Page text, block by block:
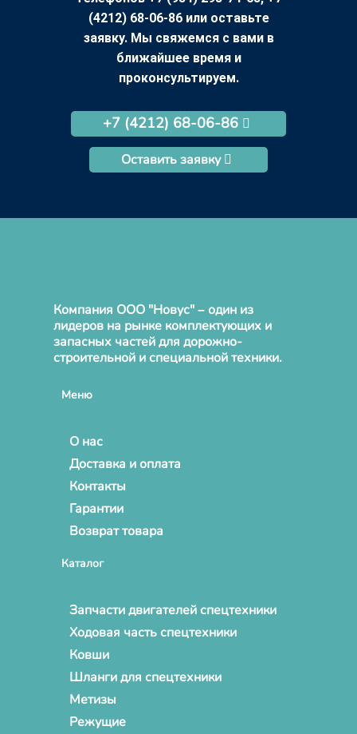
(4212) 68-06-86 или оставьте
заявку. Мы свяжемся с вами в
ближайшее время и
проконсультируем.
+7 (4212) 68-06-86
Оставить заявку
Компания ООО "Новус" – один из
лидеров на рынке комплектующих и
запасных частей для дорожно-
строительной и специальной техники.
Меню
О нас
Доставка и оплата
Контакты
Гарантии
Возврат товара
Каталог
Запчасти двигателей спецтехники
Ходовая часть спецтехники
Ковши
Шланги для спецтехники
Метизы
Режущие